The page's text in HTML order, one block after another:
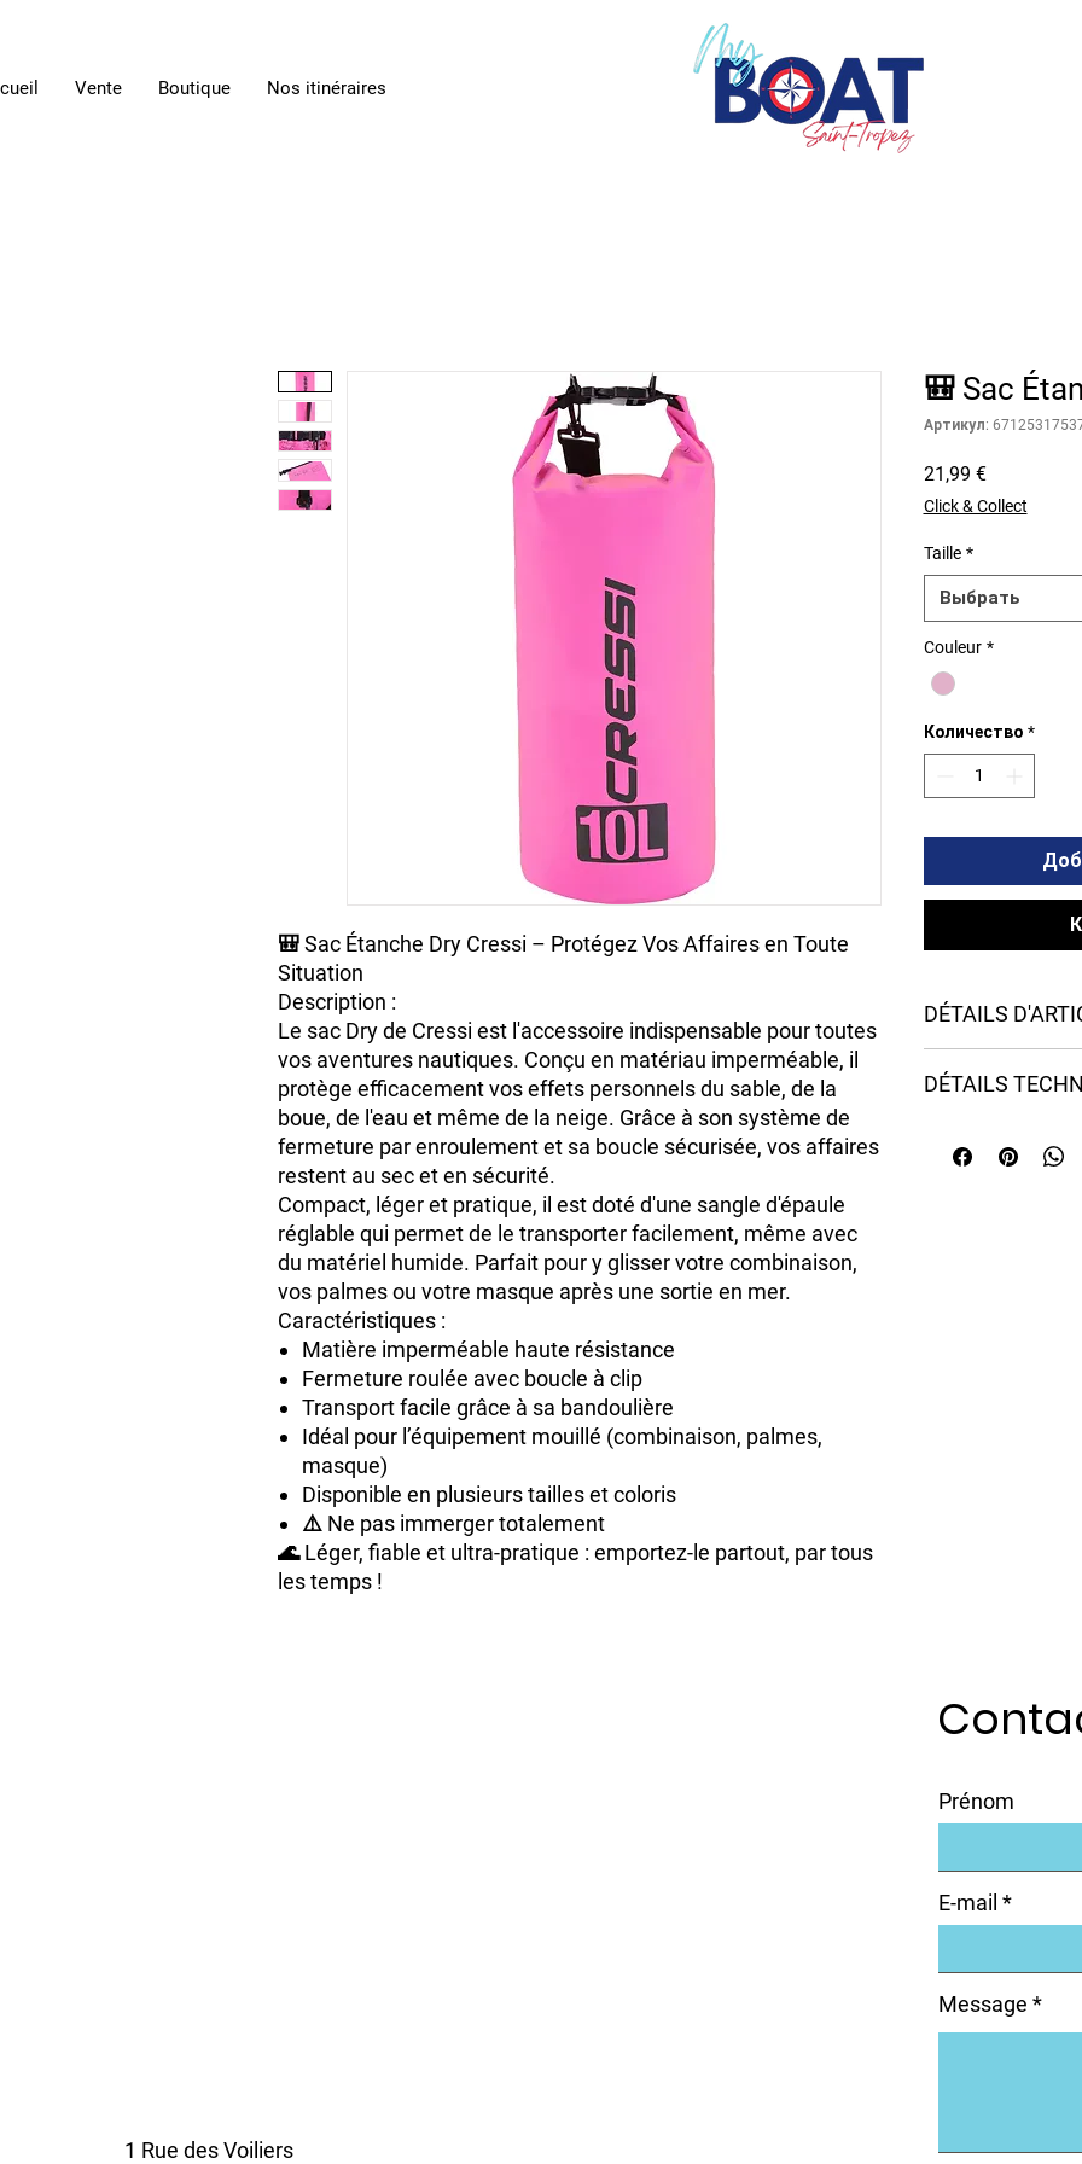
Vente Boutique Nos itinéraires
🎒Sac Étanche Dry Cressi – Protégez Vos Affaires en Toute
Situation
Description :
Le sac Dry de Cressi est l'accessoire indispensable pour toutes
vos aventures nautiques. Conçu en matériau imperméable, il
protège efficacement vos effets personnels du sable, de la
boue, de l'eau et même de la neige. Grâce à son système de
fermeture par enroulementet sa boucle sécurisée, vos affaires
restent au sec et en sécurité.
Compact, léger et pratique, il est doté d'une sangle d'épaule
réglable qui permet de le transporter facilement, même avec
du matériel humide. Parfait pour y glisser votre combinaison,
vos palmes ou votre masque après une sortie en mer.
Caractéristiques :
Matière imperméable haute résistance
Fermeture roulée avec boucle à clip
Transport facile grâce à sa bandoulière
Idéal pour l’équipement mouillé (combinaison, palmes,
masque)
Disponible en plusieurs tailles et coloris
⚠️ Ne pas immerger totalement
🌊Léger, fiable et ultra-pratique : emportez-le partout, par tous
les temps !
🎒 Sac
Артикул:
21,99 €Цена
Click & Collect
Taille *
Выбрать
Couleur *
Количество *
DÉTAILS
DÉTAILS
- Couleurs vives
1 Rue des Voiliers
Prénom
E-mail
Message